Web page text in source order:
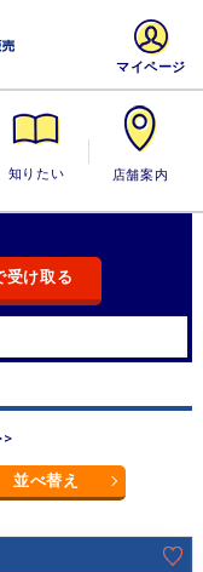
知りたい 店舗案内
マイページ
受け取る
並べ替え